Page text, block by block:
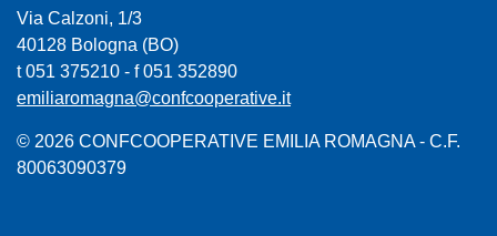
Via Calzoni, 1/3
40128 Bologna (BO)
t 051 375210 - f 051 352890
emiliaromagna@confcooperative.it
© 2026 CONFCOOPERATIVE EMILIA ROMAGNA - C.F.
80063090379